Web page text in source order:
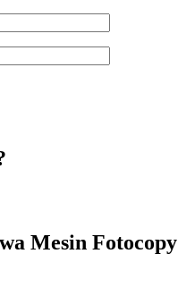
Mesin Fotocopy